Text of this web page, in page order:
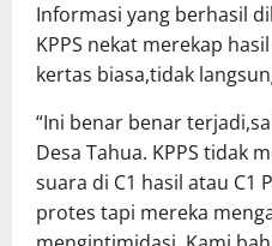
Informasi yang berhasil
KPPS nekat merekap
kertas biasa,tidak
“Ini benar benar
Desa Tahua. KPPS tidak
suara di C1 hasil atau C1
protes tapi mereka